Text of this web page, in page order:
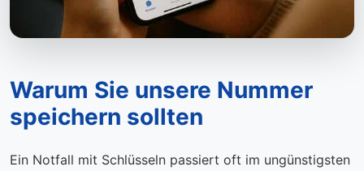
Warum Sie unsere Nummer
speichern sollten
Ein Notfall mit Schlüsseln passiert oft im ungünstigsten